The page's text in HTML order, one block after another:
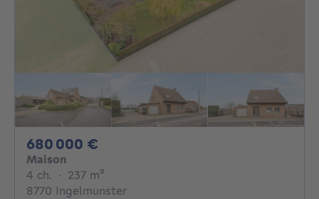
680 000 €
Maison
4 ch. 4 chambres
· 237 m²
8770 Ingelmunster